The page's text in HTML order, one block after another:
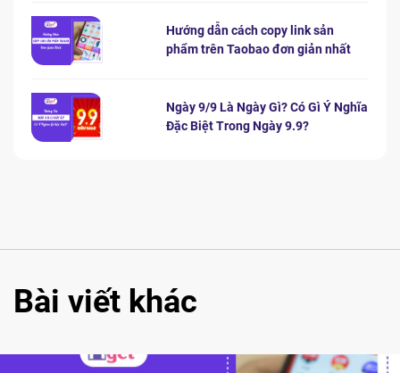
Hướng dẫn cách copy link sản
phẩm trên Taobao đơn giản nhất
Ngày 9/9 Là Ngày Gì? Có Gì Ý Nghĩa
Đặc Biệt Trong Ngày 9.9?
Bài viết khác